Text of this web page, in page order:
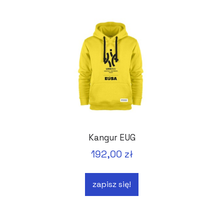
Kangur EUG
192,00 zł
zapisz się!